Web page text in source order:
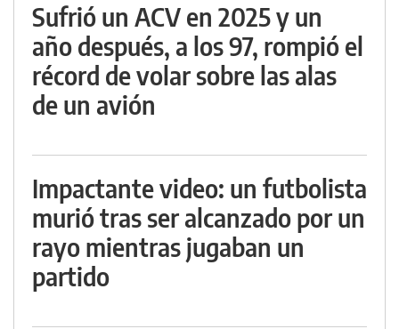
Sufrió un ACV en 2025 y un
año después, a los 97, rompió el
récord de volar sobre las alas
de un avión
Impactante video: un futbolista
murió tras ser alcanzado por un
rayo mientras jugaban un
partido